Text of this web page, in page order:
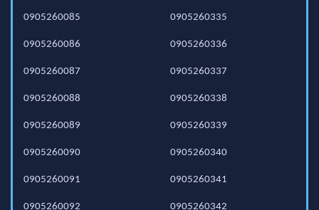
0905260085
0905260086
0905260087
0905260088
0905260089
0905260090
0905260091
0905260092
0905260335
0905260336
0905260337
0905260338
0905260339
0905260340
0905260341
0905260342